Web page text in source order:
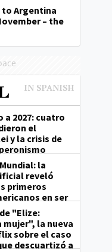
to Argentina
– the
a 2027: cuatro
el
y la crisis de
la
reveló
primeros
en ser
"Elize:
mujer", la nueva
sobre el caso
descuartizó a